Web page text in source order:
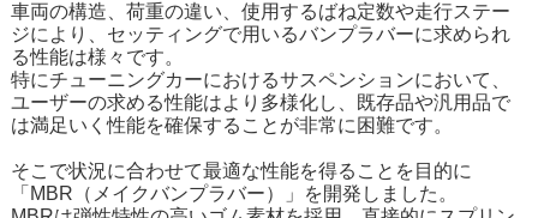
車両の構造、荷重の違い、使用するばね定数や走行ステー
ジにより、セッティングで用いるバンプラバーに求められ
る性能は様々です。
特にチューニングカーにおけるサスペンションにおいて、
ユーザーの求める性能はより多様化し、既存品や汎用品で
は満足いく性能を確保することが非常に困難です。
そこで状況に合わせて最適な性能を得ることを目的に
「MBR（メイクバンプラバー）」を開発しました。